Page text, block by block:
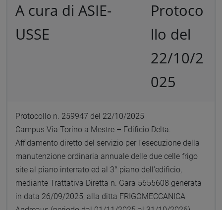
A cura di ASIE-
USSE
Protoco
llo del
22/10/2
025
Protocollo n. 259947 del 22/10/2025
Campus Via Torino a Mestre – Edificio Delta.
Affidamento diretto del servizio per l’esecuzione della
manutenzione ordinaria annuale delle due celle frigo
site al piano interrato ed al 3° piano dell’edificio,
mediante Trattativa Diretta n. Gara 5655608 generata
in data 26/09/2025, alla ditta FRIGOMECCANICA